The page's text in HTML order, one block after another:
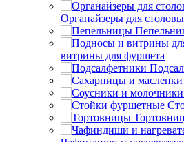
Органайзеры для
витрины для фуршета